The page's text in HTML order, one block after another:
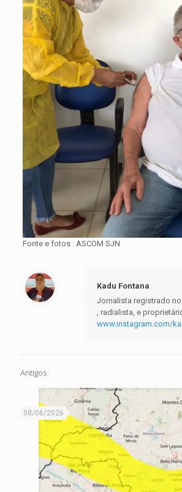
Fonte e fotos : ASCOM SJN
Kadu Fontana
Jornalista registrado
, radialista, e
www.instagram.com/
Antigos
08/06/2026